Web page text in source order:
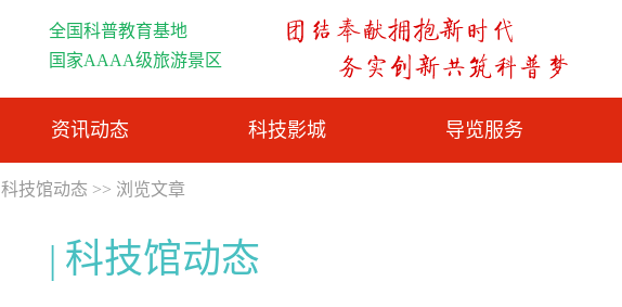
全国科普教育基地
国家AAAA级旅游景区
资讯动态 科技影城 导览服务
科技馆动态 >> 浏览文章
科技馆动态